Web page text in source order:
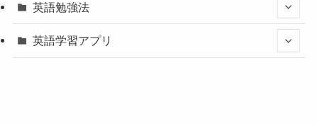
英語勉強法
英語学習アプリ